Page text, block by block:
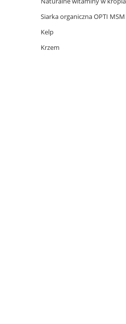
Siarka organiczna OPTI MSM
Kelp
Krzem